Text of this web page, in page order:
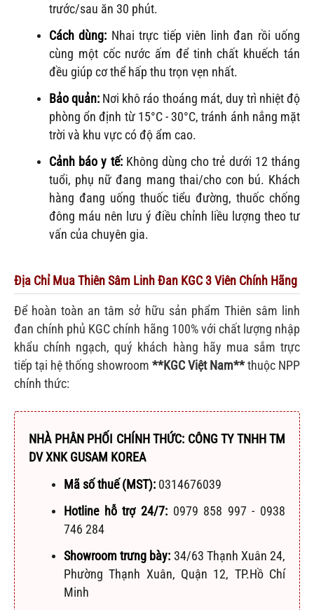
trước/sau ăn 30 phút.
Cách dùng: Nhai trực tiếp viên linh đan rồi uống
cùng một cốc nước ấm để tinh chất khuếch tán
đều giúp cơ thể hấp thu trọn vẹn nhất.
Bảo quản: Nơi khô ráo thoáng mát, duy trì nhiệt độ
phòng ổn định từ 15°C - 30°C, tránh ánh nắng mặt
trời và khu vực có độ ẩm cao.
Cảnh báo y tế:Không dùng cho trẻ dưới 12 tháng
tuổi, phụ nữ đang mang thai/cho con bú. Khách
hàng đang uống thuốc tiểu đường, thuốc chống
đông máu nên lưu ý điều chỉnh liều lượng theo tư
vấn của chuyên gia.
Địa Chỉ Mua Thiên Sâm Linh Đan KGC 3 Viên Chính Hãng
Để hoàn toàn an tâm sở hữu sản phẩm Thiên sâm linh
đan chính phủ KGC chính hãng 100% với chất lượng nhập
khẩu chính ngạch, quý khách hàng hãy mua sắm trực
tiếp tại hệ thống showroom **KGC Việt Nam**thuộc NPP
chính thức:
NHÀ PHÂN PHỐI CHÍNH THỨC: CÔNG TY TNHH TM
DV XNK GUSAM KOREA
Mã số thuế (MST): 0314676039
Hotline hỗ trợ 24/7:0979 858 997 - 0938
746 284
Showroom trưng bày: 34/63 Thạnh Xuân 24,
Phường Thạnh Xuân, Quận 12, TP.Hồ Chí
Minh